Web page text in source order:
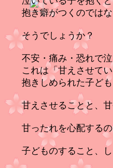
抱き癖がつくのでは
そうでしょうか？
不安・痛み・恐れで
これは「甘えさせて
抱きしめられた子ど
甘えさせることと、
甘ったれを心配する
子どものすること、